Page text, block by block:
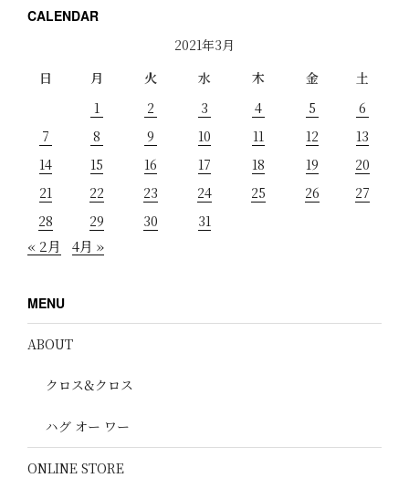
CALENDAR
2021年3月
日
月 火 水 木 金
土
1
2 3 4 5
6
7
8 9 10 11 12
13
14
15 16 17 18 19
20
21
22 23 24 25 26
27
28
29 30 31
« 2月 4月 »
MENU
ABOUT
クロス&クロス
ハグ オー ワー
ONLINE STORE